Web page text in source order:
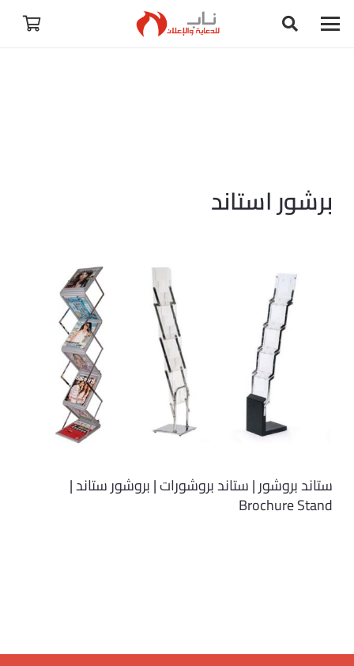
برشور استاند
ستاند بروشور | ستاند بروشورات | بروشور ستاند |
Brochure Stand